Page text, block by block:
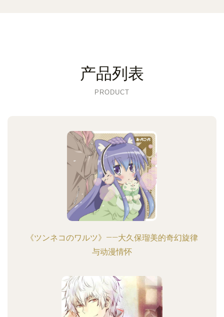
产品列表
PRODUCT
《ツンネコのワルツ》——大久保瑠美的奇幻旋律
与动漫情怀